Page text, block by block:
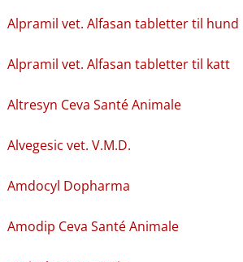
Alpramil vet. Alfasan tabletter til hund
Alpramil vet. Alfasan tabletter til katt
Altresyn Ceva Santé Animale
Alvegesic vet. V.M.D.
Amdocyl Dopharma
Amodip Ceva Santé Animale